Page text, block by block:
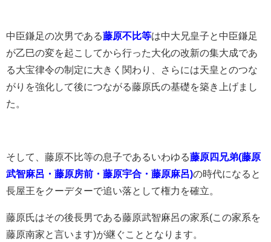
中臣鎌足の次男である藤原不比等は中大兄皇子と中臣鎌足
が乙巳の変を起こしてから行った大化の改新の集大成であ
る大宝律令の制定に大きく関わり、さらには天皇とのつな
がりを強化して後につながる藤原氏の基礎を築き上げまし
た。
そして、藤原不比等の息子であるいわゆる藤原四兄弟(藤原
武智麻呂・藤原房前・藤原宇合・藤原麻呂)の時代になると
長屋王をクーデターで追い落として権力を確立。
藤原氏はその後長男である藤原武智麻呂の家系(この家系を
藤原南家と言います)が継ぐこととなります。